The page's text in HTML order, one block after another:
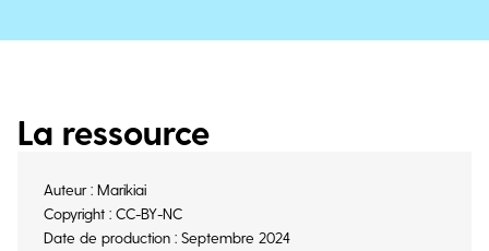
La ressource
Auteur : Marikiai
Copyright : CC-BY-NC
Date de production : Septembre 2024